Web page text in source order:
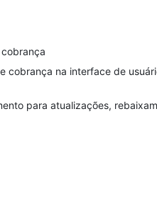
cobrança na interface de
para atualizações,